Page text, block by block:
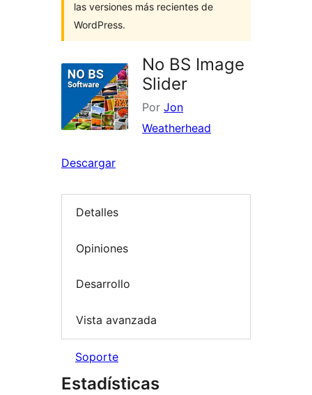
las versiones más recientes de
WordPress.
No BS Image
Slider
Por Jon
Weatherhead
Descargar
Detalles
Opiniones
Desarrollo
Vista avanzada
Soporte
Estadísticas